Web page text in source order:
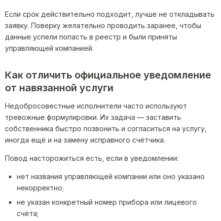
Если срок действительно подходит, лучше не откладывать
заявку. Поверку желательно проводить заранее, чтобы
данные успели попасть в реестр и были приняты
управляющей компанией.
Как отличить официальное уведомление
от навязанной услуги
Недобросовестные исполнители часто используют
тревожные формулировки. Их задача — заставить
собственника быстро позвонить и согласиться на услугу,
иногда ещё и на замену исправного счётчика.
Повод насторожиться есть, если в уведомлении:
нет названия управляющей компании или оно указано
некорректно;
не указан конкретный номер прибора или лицевого
счёта;